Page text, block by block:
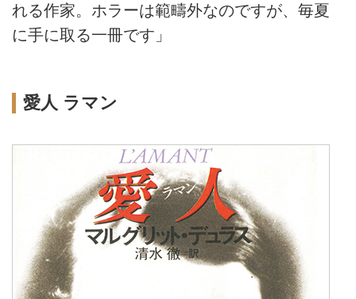
れる作家。ホラーは範疇外なのですが、毎夏
に手に取る一冊です」
愛人 ラマン